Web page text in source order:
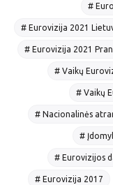
#
# Eurovizija 2021
# Eurovizija 2021
# Vaikų
# Vaikų
# Nacionalinės
#
# Eurovizijos
# Eurovizija 2017